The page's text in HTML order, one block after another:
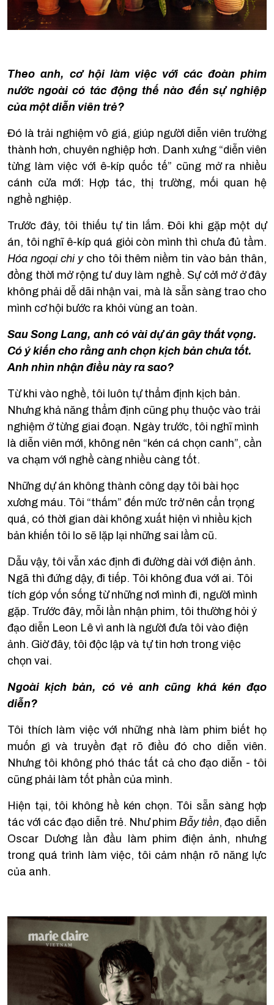
Theo anh, cơ hội làm việc với các đoàn phim
nước ngoài có tác động thế nào đến sự nghiệp
của một diễn viên trẻ?
Đó là trải nghiệm vô giá, giúp người diễn viên trưởng
thành hơn, chuyên nghiệp hơn. Danh xưng “diễn viên
từng làm việc với ê-kíp quốc tế” cũng mở ra nhiều
cánh cửa mới: Hợp tác, thị trường, mối quan hệ
nghề nghiệp.
Trước đây, tôi thiếu tự tin lắm. Đôi khi gặp một dự
án, tôi nghĩ ê-kíp quá giỏi còn mình thì chưa đủ tầm.
Hóa ngoại chi y cho tôi thêm niềm tin vào bản thân,
đồng thời mở rộng tư duy làm nghề. Sự cởi mở ở đây
không phải dễ dãi nhận vai, mà là sẵn sàng trao cho
mình cơ hội bước ra khỏi vùng an toàn.
Sau Song Lang, anh có vài dự án gây thất vọng.
Có ý kiến cho rằng anh chọn kịch bản chưa tốt.
Anh nhìn nhận điều này ra sao?
Từ khi vào nghề, tôi luôn tự thẩm định kịch bản.
Nhưng khả năng thẩm định cũng phụ thuộc vào trải
nghiệm ở từng giai đoạn. Ngày trước, tôi nghĩ mình
là diễn viên mới, không nên “kén cá chọn canh”, cần
va chạm với nghề càng nhiều càng tốt.
Những dự án không thành công dạy tôi bài học
xương máu. Tôi “thấm” đến mức trở nên cẩn trọng
quá, có thời gian dài không xuất hiện vì nhiều kịch
bản khiến tôi lo sẽ lặp lại những sai lầm cũ.
Dẫu vậy, tôi vẫn xác định đi đường dài với điện ảnh.
Ngã thì đứng dậy, đi tiếp. Tôi không đua với ai. Tôi
tích góp vốn sống từ những nơi mình đi, người mình
gặp. Trước đây, mỗi lần nhận phim, tôi thường hỏi ý
đạo diễn Leon Lê vì anh là người đưa tôi vào điện
ảnh. Giờ đây, tôi độc lập và tự tin hơn trong việc
chọn vai.
Ngoài kịch bản, có vẻ anh cũng khá kén đạo
diễn?
Tôi thích làm việc với những nhà làm phim biết họ
muốn gì và truyền đạt rõ điều đó cho diễn viên.
Nhưng tôi không phó thác tất cả cho đạo diễn - tôi
cũng phải làm tốt phần của mình.
Hiện tại, tôi không hề kén chọn. Tôi sẵn sàng hợp
tác với các đạo diễn trẻ. Như phim Bẫy tiền, đạo diễn
Oscar Dương lần đầu làm phim điện ảnh, nhưng
trong quá trình làm việc, tôi cảm nhận rõ năng lực
của anh.